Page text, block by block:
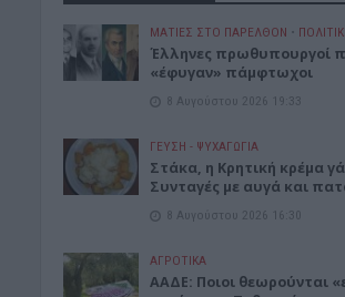
ΜΑΤΙΕΣ ΣΤΟ ΠΑΡΕΛΘΟΝ •
Έλληνες πρωθυπουργοί
«έφυγαν» πάμφτωχοι
8 Αυγούστου 2026 19:33
ΓΕΎΣΗ - ΨΥΧΑΓΩΓΊΑ
Στάκα, η Κρητική κρέμα
Συνταγές με αυγά και
8 Αυγούστου 2026 16:30
ΑΓΡΟΤΙΚΑ
ΑΑΔΕ: Ποιοι θεωρούνται